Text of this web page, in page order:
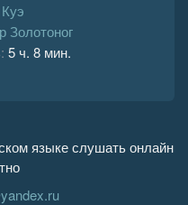
Золотоног
5 ч. 8 мин.
языке слушать онлайн